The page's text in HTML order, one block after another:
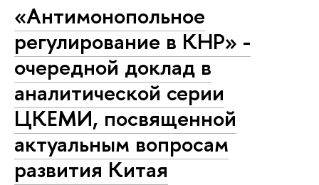
«Антимонопольное
регулирование в КНР» -
очередной доклад в
аналитической серии
ЦКЕМИ, посвященной
актуальным вопросам
развития Китая